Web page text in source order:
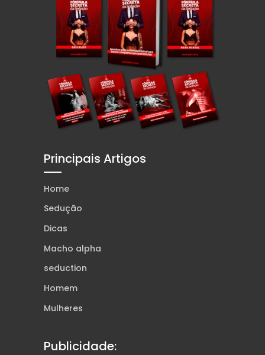
Principais Artigos
Home
Sedução
Dicas
Macho alpha
seduction
Homem
Mulheres
Publicidade: